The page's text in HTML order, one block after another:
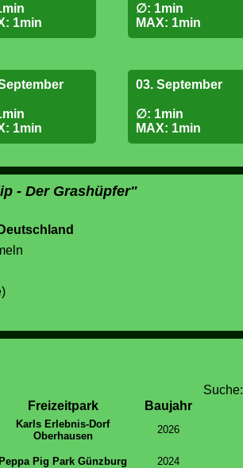
1min
∅: 1min
MAX: 1min
1min
03. September
∅: 1min
MAX: 1min
- Der Grashüpfer"
Suche:
Freizeitpark Baujahr
Karls Erlebnis-Dorf
Oberhausen
2026
Peppa Pig Park Günzburg 2024